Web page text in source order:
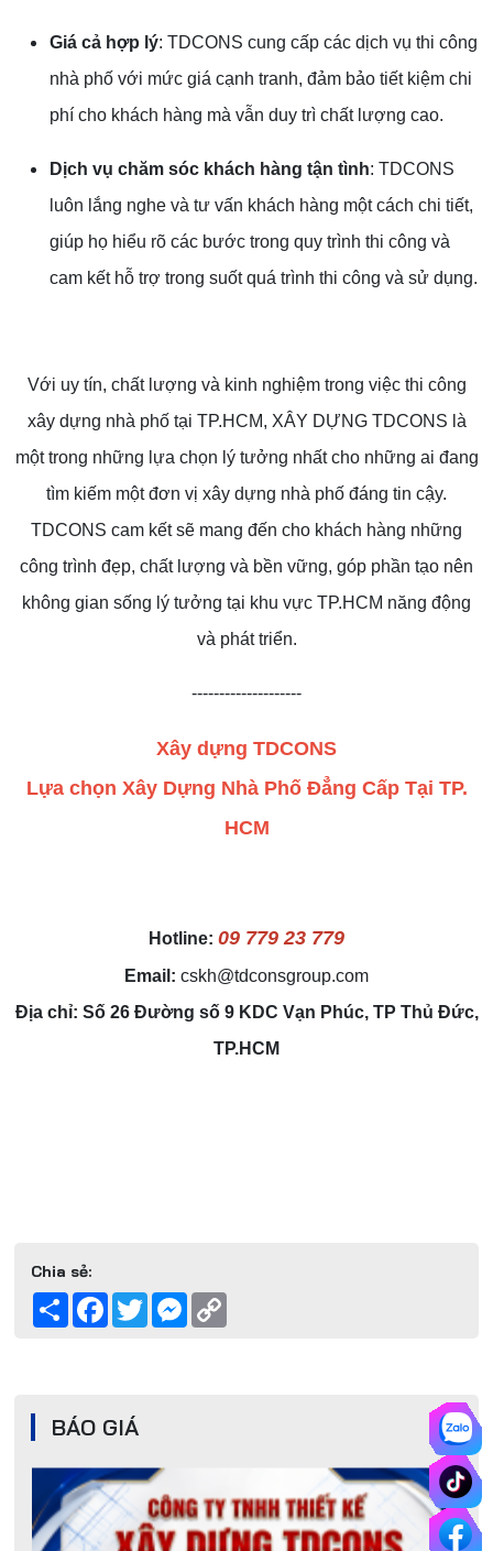
Giá cả hợp lý: TDCONS cung cấp các dịch vụ thi công
nhà phố với mức giá cạnh tranh, đảm bảo tiết kiệm chi
phí cho khách hàng mà vẫn duy trì chất lượng cao.
Dịch vụ chăm sóc khách hàng tận tình: TDCONS
luôn lắng nghe và tư vấn khách hàng một cách chi tiết,
giúp họ hiểu rõ các bước trong quy trình thi công và
cam kết hỗ trợ trong suốt quá trình thi công và sử dụng.
Với uy tín, chất lượng và kinh nghiệm trong việc thi công
xây dựng nhà phố tại TP.HCM, XÂY DỰNG TDCONS là
một trong những lựa chọn lý tưởng nhất cho những ai đang
tìm kiếm một đơn vị xây dựng nhà phố đáng tin cậy.
TDCONS cam kết sẽ mang đến cho khách hàng những
công trình đẹp, chất lượng và bền vững, góp phần tạo nên
không gian sống lý tưởng tại khu vực TP.HCM năng động
và phát triển.
--------------------
Xây dựng TDCONS
Lựa chọn Xây Dựng Nhà Phố Đẳng Cấp Tại TP.
HCM
Hotline: 09 779 23 779
Email: cskh@tdconsgroup.com
Địa chỉ: Số 26 Đường số 9 KDC Vạn Phúc, TP Thủ Đức,
TP.HCM
Chia sẻ:
Share Facebook
TwitterMessenger
BÁO GIÁ
BÁO GIÁ SỬA CHỮA NHÀ TRỌN GÓI
BÁO GIÁ XÂY NHÀ TRỌN GÓI
BÁO GIÁ XÂY NHÀ MỚI
BÁO GIÁ XÂY NHÀ PHẦN THÔ
TDCONS Chào Đón Sinh Viên
Trường Đại Học Giao Thông Vận
Tải Đến Tham Quan Và Thực Tập